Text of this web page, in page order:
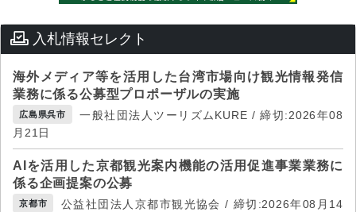
入札情報セレクト
海外メディア等を活用した台湾市場向け観光情報発信
業務に係る公募型プロポーザルの実施
広島県呉市
一般社団法人ツーリズムKURE / 締切:2026年08
月21日
AIを活用した京都観光案内機能の活用促進事業業務に
係る企画提案の公募
京都市
公益社団法人京都市観光協会 / 締切:2026年08月14